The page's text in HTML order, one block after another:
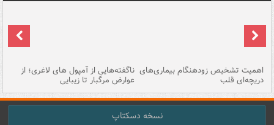
اهمیت تشخیص زودهنگام بیماری‌های
دریچه‌ای قلب
ناگفته‌هایی از آمپول های لاغری؛ از
عوارض مرگبار تا زیبایی
نسخه دسکتاپ